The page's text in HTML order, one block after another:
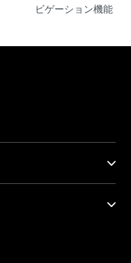
ビゲーション機能